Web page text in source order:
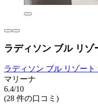
ラディソン ブル リ
ラディソン ブル リゾー
マリーナ
6.4/10
(28 件の口コミ)